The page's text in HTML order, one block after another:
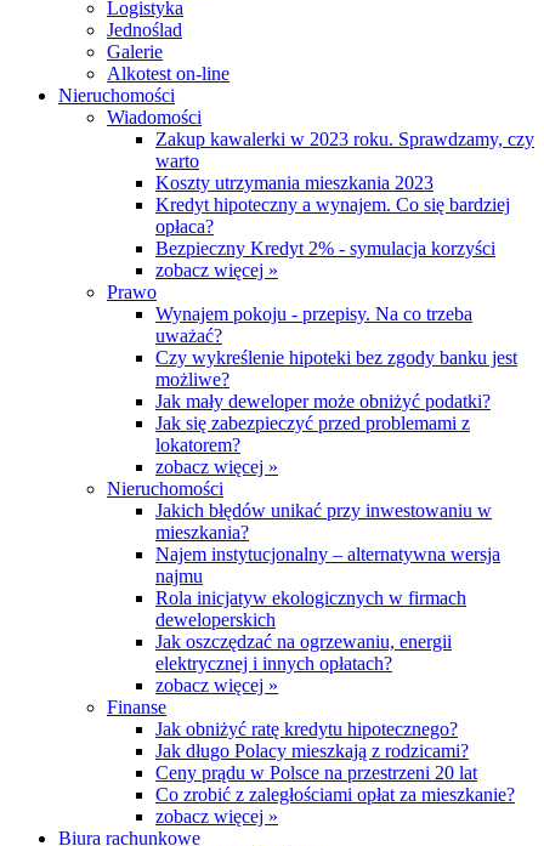
Logistyka
Jednoślad
Galerie
Alkotest on-line
Nieruchomości
Wiadomości
Zakup kawalerki w 2023 roku. Sprawdzamy, czy
warto
Koszty utrzymania mieszkania 2023
Kredyt hipoteczny a wynajem. Co się bardziej
opłaca?
Bezpieczny Kredyt 2% - symulacja korzyści
zobacz więcej »
Prawo
Wynajem pokoju - przepisy. Na co trzeba
uważać?
Czy wykreślenie hipoteki bez zgody banku jest
możliwe?
Jak mały deweloper może obniżyć podatki?
Jak się zabezpieczyć przed problemami z
lokatorem?
zobacz więcej »
Nieruchomości
Jakich błędów unikać przy inwestowaniu w
mieszkania?
Najem instytucjonalny – alternatywna wersja
najmu
Rola inicjatyw ekologicznych w firmach
deweloperskich
Jak oszczędzać na ogrzewaniu, energii
elektrycznej i innych opłatach?
zobacz więcej »
Finanse
Jak obniżyć ratę kredytu hipotecznego?
Jak długo Polacy mieszkają z rodzicami?
Ceny prądu w Polsce na przestrzeni 20 lat
Co zrobić z zaległościami opłat za mieszkanie?
zobacz więcej »
Biura rachunkowe